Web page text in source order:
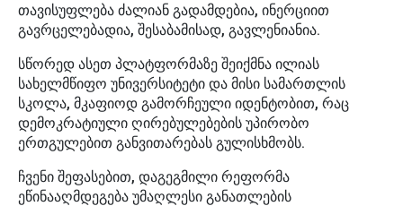
თავისუფლება ძალიან გადამდებია, ინერციით
გავრცელებადია, შესაბამისად, გავლენიანია.
სწორედ ასეთ პლატფორმაზე შეიქმნა ილიას
სახელმწიფო უნივერსიტეტი და მისი სამართლის
სკოლა, მკაფიოდ გამორჩეული იდენტობით, რაც
დემოკრატიული ღირებულებების უპირობო
ერთგულებით განვითარებას გულისხმობს.
ჩვენი შეფასებით, დაგეგმილი რეფორმა
ეწინააღმდეგება უმაღლესი განათლების